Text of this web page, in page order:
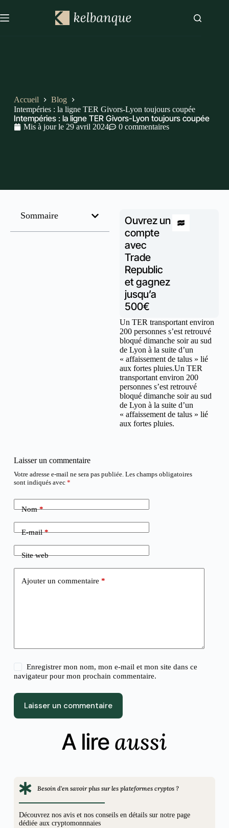
Accueil
Blog
Intempéries : la ligne TER Givors-Lyon toujours coupée
Intempéries : la ligne TER Givors-Lyon toujours coupée
Mis à jour le 29 avril 2024 0 commentaires
Sommaire
Ouvrez un
compte
avec
Trade
Republic
et gagnez
jusqu’a
500€
Un TER transportant environ
200 personnes s’est retrouvé
bloqué dimanche soir au sud
de Lyon à la suite d’un
« affaissement de talus » lié
aux fortes pluies.Un TER
transportant environ 200
personnes s’est retrouvé
bloqué dimanche soir au sud
de Lyon à la suite d’un
« affaissement de talus » lié
aux fortes pluies.
Laisser un commentaire
Votre adresse e-mail ne sera pas publiée. Les champs obligatoires
sont indiqués avec *
Nom*
E-mail*
Site web
Ajouter un commentaire *
Enregistrer mon nom, mon e-mail et mon site dans ce
navigateur pour mon prochain commentaire.
Laisser un commentaire
A lire aussi
Besoin d'en savoir plus sur les plateformes cryptos ?
Découvrez nos avis et nos conseils en détails sur notre page
dédiée aux cryptomonnnaies